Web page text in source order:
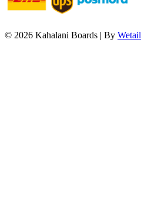
© 2026 Kahalani Boards | By Wetail